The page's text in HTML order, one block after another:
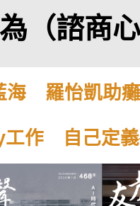
（諮商
海 羅怡凱助
工作 自己定